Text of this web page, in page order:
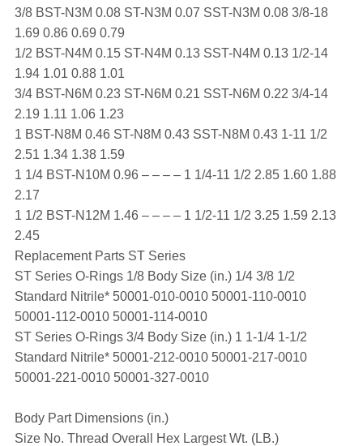
3/8 BST-N3M 0.08 ST-N3M 0.07 SST-N3M 0.08 3/8-18
1.69 0.86 0.69 0.79
1/2 BST-N4M 0.15 ST-N4M 0.13 SST-N4M 0.13 1/2-14
1.94 1.01 0.88 1.01
3/4 BST-N6M 0.23 ST-N6M 0.21 SST-N6M 0.22 3/4-14
2.19 1.11 1.06 1.23
1 BST-N8M 0.46 ST-N8M 0.43 SST-N8M 0.43 1-11 1/2
2.51 1.34 1.38 1.59
1 1/4 BST-N10M 0.96 – – – – 1 1/4-11 1/2 2.85 1.60 1.88
2.17
1 1/2 BST-N12M 1.46 – – – – 1 1/2-11 1/2 3.25 1.59 2.13
2.45
Replacement Parts ST Series
ST Series O-Rings 1/8 Body Size (in.) 1/4 3/8 1/2
Standard Nitrile* 50001-010-0010 50001-110-0010
50001-112-0010 50001-114-0010
ST Series O-Rings 3/4 Body Size (in.) 1 1-1/4 1-1/2
Standard Nitrile* 50001-212-0010 50001-217-0010
50001-221-0010 50001-327-0010
Body Part Dimensions (in.)
Size No. Thread Overall Hex Largest Wt. (LB.)